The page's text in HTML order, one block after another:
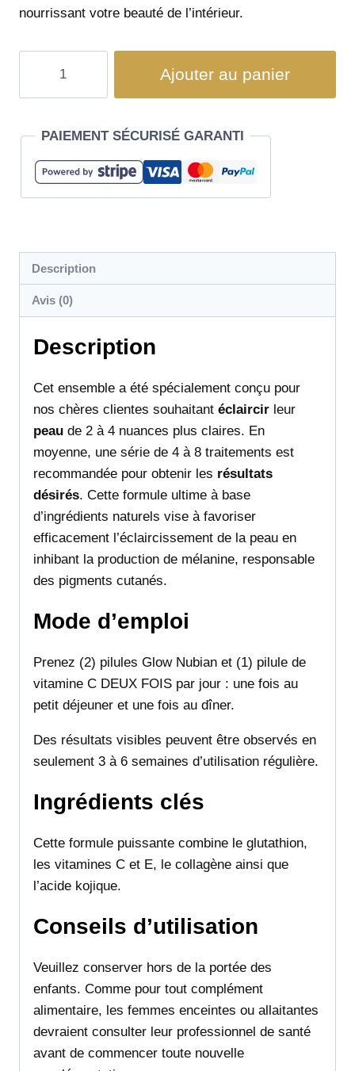
nourrissant votre beauté de l’intérieur.
Ajouter au panier
PAIEMENT SÉCURISÉ GARANTI
Description
Avis (0)
Description
Cet ensemble a été spécialement conçu pour
nos chères clientes souhaitant éclaircir leur
peau de 2 à 4 nuances plus claires. En
moyenne, une série de 4 à 8 traitements est
recommandée pour obtenir les résultats
désirés. Cette formule ultime à base
d’ingrédients naturels vise à favoriser
efficacement l’éclaircissement de la peau en
inhibant la production de mélanine, responsable
des pigments cutanés.
Mode d’emploi
Prenez (2) pilules Glow Nubian et (1) pilule de
vitamine C DEUX FOIS par jour : une fois au
petit déjeuner et une fois au dîner.
Des résultats visibles peuvent être observés en
seulement 3 à 6 semaines d’utilisation régulière.
Ingrédients clés
Cette formule puissante combine le glutathion,
les vitamines C et E, le collagène ainsi que
l’acide kojique.
Conseils d’utilisation
Veuillez conserver hors de la portée des
enfants. Comme pour tout complément
alimentaire, les femmes enceintes ou allaitantes
devraient consulter leur professionnel de santé
avant de commencer toute nouvelle